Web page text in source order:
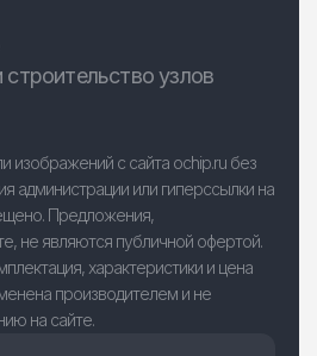
узлов
изображений с сайта ochip.ru без
администрации или гиперссылки на
Предложения,
не являются публичной офертой.
характеристики и цена
производителем и не
на сайте.